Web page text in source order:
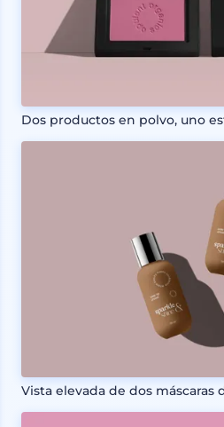
Dos productos en polvo, uno
Vista elevada de dos máscaras